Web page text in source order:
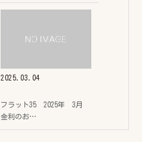
2025.03.04
フラット35 2025年 3月
金利のお…